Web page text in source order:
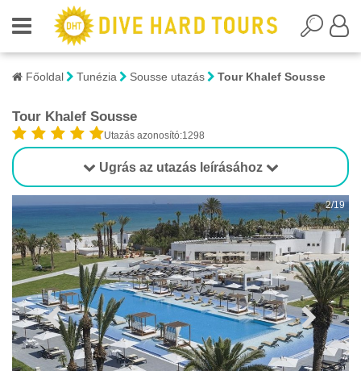
Főoldal Tunézia Sousse utazás Tour Khalef Sousse
Tour Khalef Sousse
Utazás azonosító:1298
Ugrás az utazás leírásához
2/19